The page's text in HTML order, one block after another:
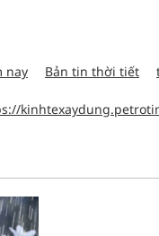
nay Bản tin thời tiết